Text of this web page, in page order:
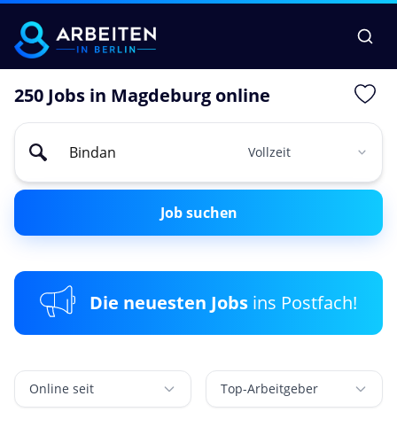
250 Jobs in Magdeburg online
Job suchen
Die neuesten Jobs ins Postfach!
Online seit Top-Arbeitgeber